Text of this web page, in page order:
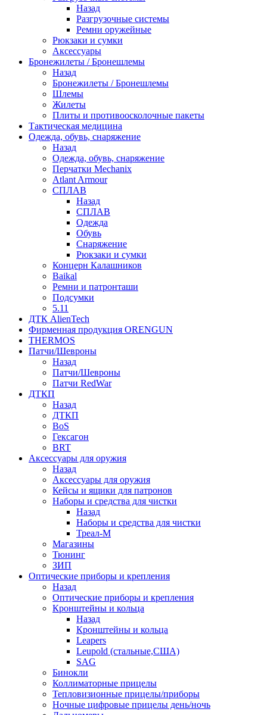
Назад
Разгрузочные системы
Ремни оружейные
Рюкзаки и сумки
Аксессуары
Бронежилеты / Бронешлемы
Назад
Бронежилеты / Бронешлемы
Шлемы
Жилеты
Плиты и противоосколочные пакеты
Тактическая медицина
Одежда, обувь, снаряжение
Назад
Одежда, обувь, снаряжение
Перчатки Mechanix
Atlant Armour
СПЛАВ
Назад
СПЛАВ
Одежда
Обувь
Снаряжение
Рюкзаки и сумки
Концерн Калашников
Baikal
Ремни и патронташи
Подсумки
5.11
ДТК AlienTech
Фирменная продукция ORENGUN
THERMOS
Патчи/Шевроны
Назад
Патчи/Шевроны
Патчи RedWar
ДТКП
Назад
ДТКП
BoS
Гексагон
BRT
Аксессуары для оружия
Назад
Аксессуары для оружия
Кейсы и ящики для патронов
Наборы и средства для чистки
Назад
Наборы и средства для чистки
Треал-М
Магазины
Тюнинг
ЗИП
Оптические приборы и крепления
Назад
Оптические приборы и крепления
Кронштейны и кольца
Назад
Кронштейны и кольца
Leapers
Leupold (стальные,США)
SAG
Бинокли
Коллиматорные прицелы
Тепловизионные прицелы/приборы
Ночные цифровые прицелы день/ночь